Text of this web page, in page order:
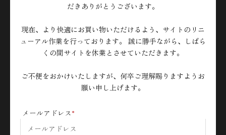
だきありがとうございます。
現在、より快適にお買い物いただけるよう、サイトのリニ
ューアル作業を行っております。 誠に勝手ながら、しばら
くの間サイトを休業とさせていただきます。
ご不便をおかけいたしますが、何卒ご理解賜りますようお
願い申し上げます。
メールアドレス